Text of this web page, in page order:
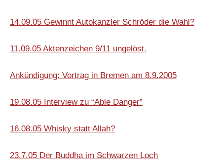
14.09.05 Gewinnt Autokanzler Schröder die Wahl?
11.09.05 Aktenzeichen 9/11 ungelöst.
Ankündigung: Vortrag in Bremen am 8.9.2005
19.08.05 Interview zu “Able Danger”
16.08.05 Whisky statt Allah?
23.7.05 Der Buddha im Schwarzen Loch